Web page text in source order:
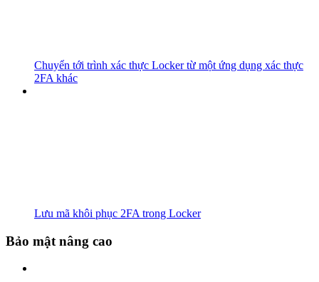
Chuyển tới trình xác thực Locker từ một ứng dụng xác thực
2FA khác
Lưu mã khôi phục 2FA trong Locker
Bảo mật nâng cao